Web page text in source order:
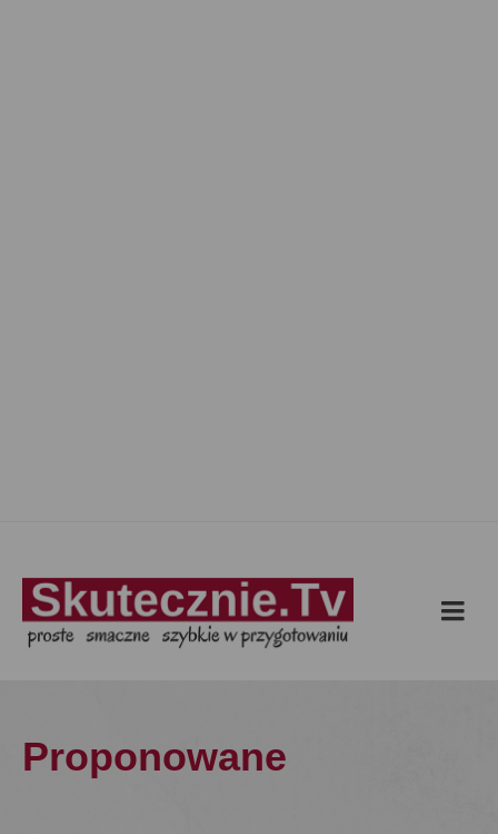
Proponowane